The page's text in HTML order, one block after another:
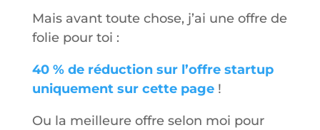
Mais avant toute chose, j’ai une offre de
folie pour toi :
40 % de réduction sur l’offre startup
uniquement sur cette page!
Ou la meilleure offre selon moi pour